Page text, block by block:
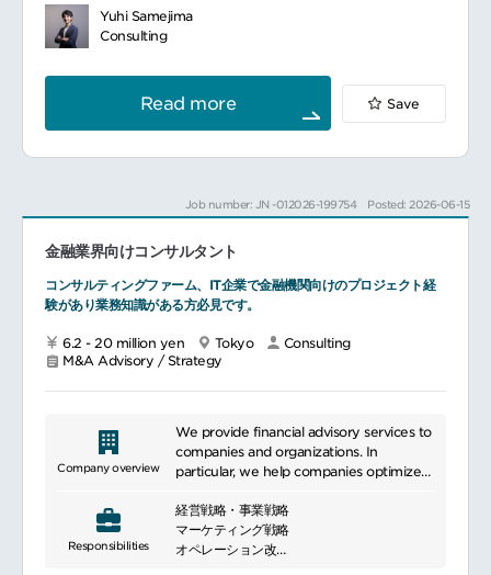
海外向け提案型アフターサービス（A/S）営
（1）事業会社運営業務事業計画の達成に向け
た企画立案と実行、フォロー､財務管理など。
（2）海外既設プラント向提案型A/S営業活動
（1）の廃棄物発電事業の運営経験を活かした
す。
次第では数週間になることもあります｡
Yuhi Samejima
Consulting
Read more Save
Job number: JN -012026-199754 Posted: 2026-06-15
金融業界向けコンサルタント
コンサルティングファーム、IT企業で金融機関向けのプロジェクト経
験があり業務知識がある方必見です。
6.2 - 20 million yen Tokyo
Consulting
M&A Advisory / Strategy
Company overview
We provide financial advisory services to
companies and organizations. In
particular, we help companies optimize
strategies to achieve business growth
and maximize value, leveraging our
expertise in M&A, capital market
Responsibilities
経営戦略・事業戦略
マーケティング戦略
オペレーション改革